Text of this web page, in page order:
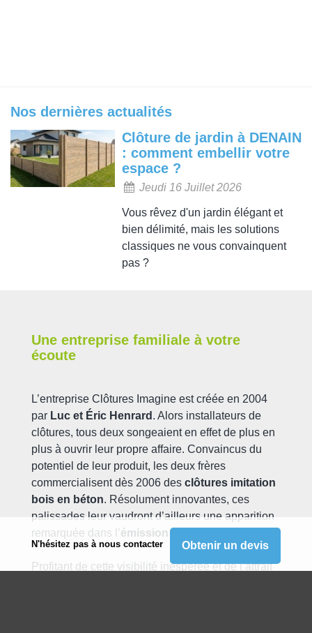
N'hésitez pas à nous contacter Obtenir un devis
Nos dernières actualités
Clôture de jardin à DENAIN
: comment embellir votre
espace ?
Jeudi 16 Juillet 2026
Vous rêvez d'un jardin élégant et
bien délimité, mais les solutions
classiques ne vous convainquent
pas ?
Une entreprise familiale à votre
écoute
L’entreprise Clôtures Imagine est créée en 2004
par Luc et Éric Henrard . Alors installateurs de
clôtures, tous deux songeaient en effet de plus en
plus à ouvrir leur propre affaire. Convaincus du
potentiel de leur produit, les deux frères
commercialisent dès 2006 des clôtures imitation
bois en béton. Résolument innovantes, ces
palissades leur vaudront d’ailleurs une apparition
remarquée dans l’émission Déco de M6
Profitant de cette visibilité inespérée et de l’attrait